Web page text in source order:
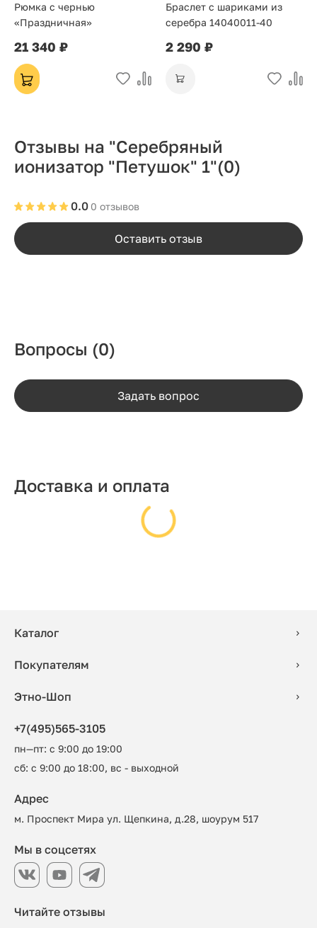
Рюмка с чернью
«Праздничная»
21 340 ₽
Браслет с шариками из
серебра 14040011-40
2 290 ₽
Отзывы на "Серебряный
ионизатор "Петушок" 1"(0)
0 отзывов
0.0
Оставить отзыв
Вопросы (0)
Задать вопрос
Доставка и оплата
Каталог
Покупателям
Этно-Шоп
+7(495)565-3105
пн—пт: с 9:00 до 19:00
сб: с 9:00 до 18:00, вс - выходной
Читайте отзывы
Адрес
м. Проспект Мира ул. Щепкина, д.28, шоурум 517
Мы в соцсетях